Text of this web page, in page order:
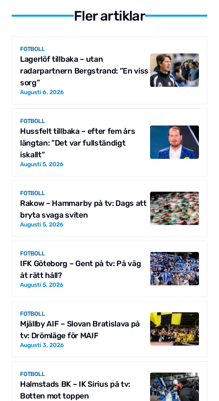
Fler artiklar
FOTBOLL
Lagerlöf tillbaka – utan
radarpartnern Bergstrand: ”En viss
sorg”
Augusti 6, 2026
FOTBOLL
Hussfelt tillbaka – efter fem års
längtan: ”Det var fullständigt
iskallt”
Augusti 5, 2026
FOTBOLL
Rakow – Hammarby på tv: Dags att
bryta svaga sviten
Augusti 5, 2026
FOTBOLL
IFK Göteborg – Gent på tv: På väg
åt rätt håll?
Augusti 5, 2026
FOTBOLL
Mjällby AIF – Slovan Bratislava på
tv: Drömläge för MAIF
Augusti 3, 2026
FOTBOLL
Halmstads BK – IK Sirius på tv:
Botten mot toppen